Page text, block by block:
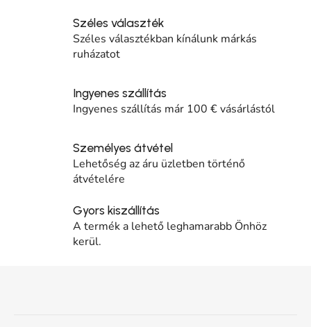
Széles választék
Széles választékban kínálunk márkás
ruházatot
Ingyenes szállítás
Ingyenes szállítás már 100 € vásárlástól
Személyes átvétel
Lehetőség az áru üzletben történő
átvételére
Gyors kiszállítás
A termék a lehető leghamarabb Önhöz
kerül.